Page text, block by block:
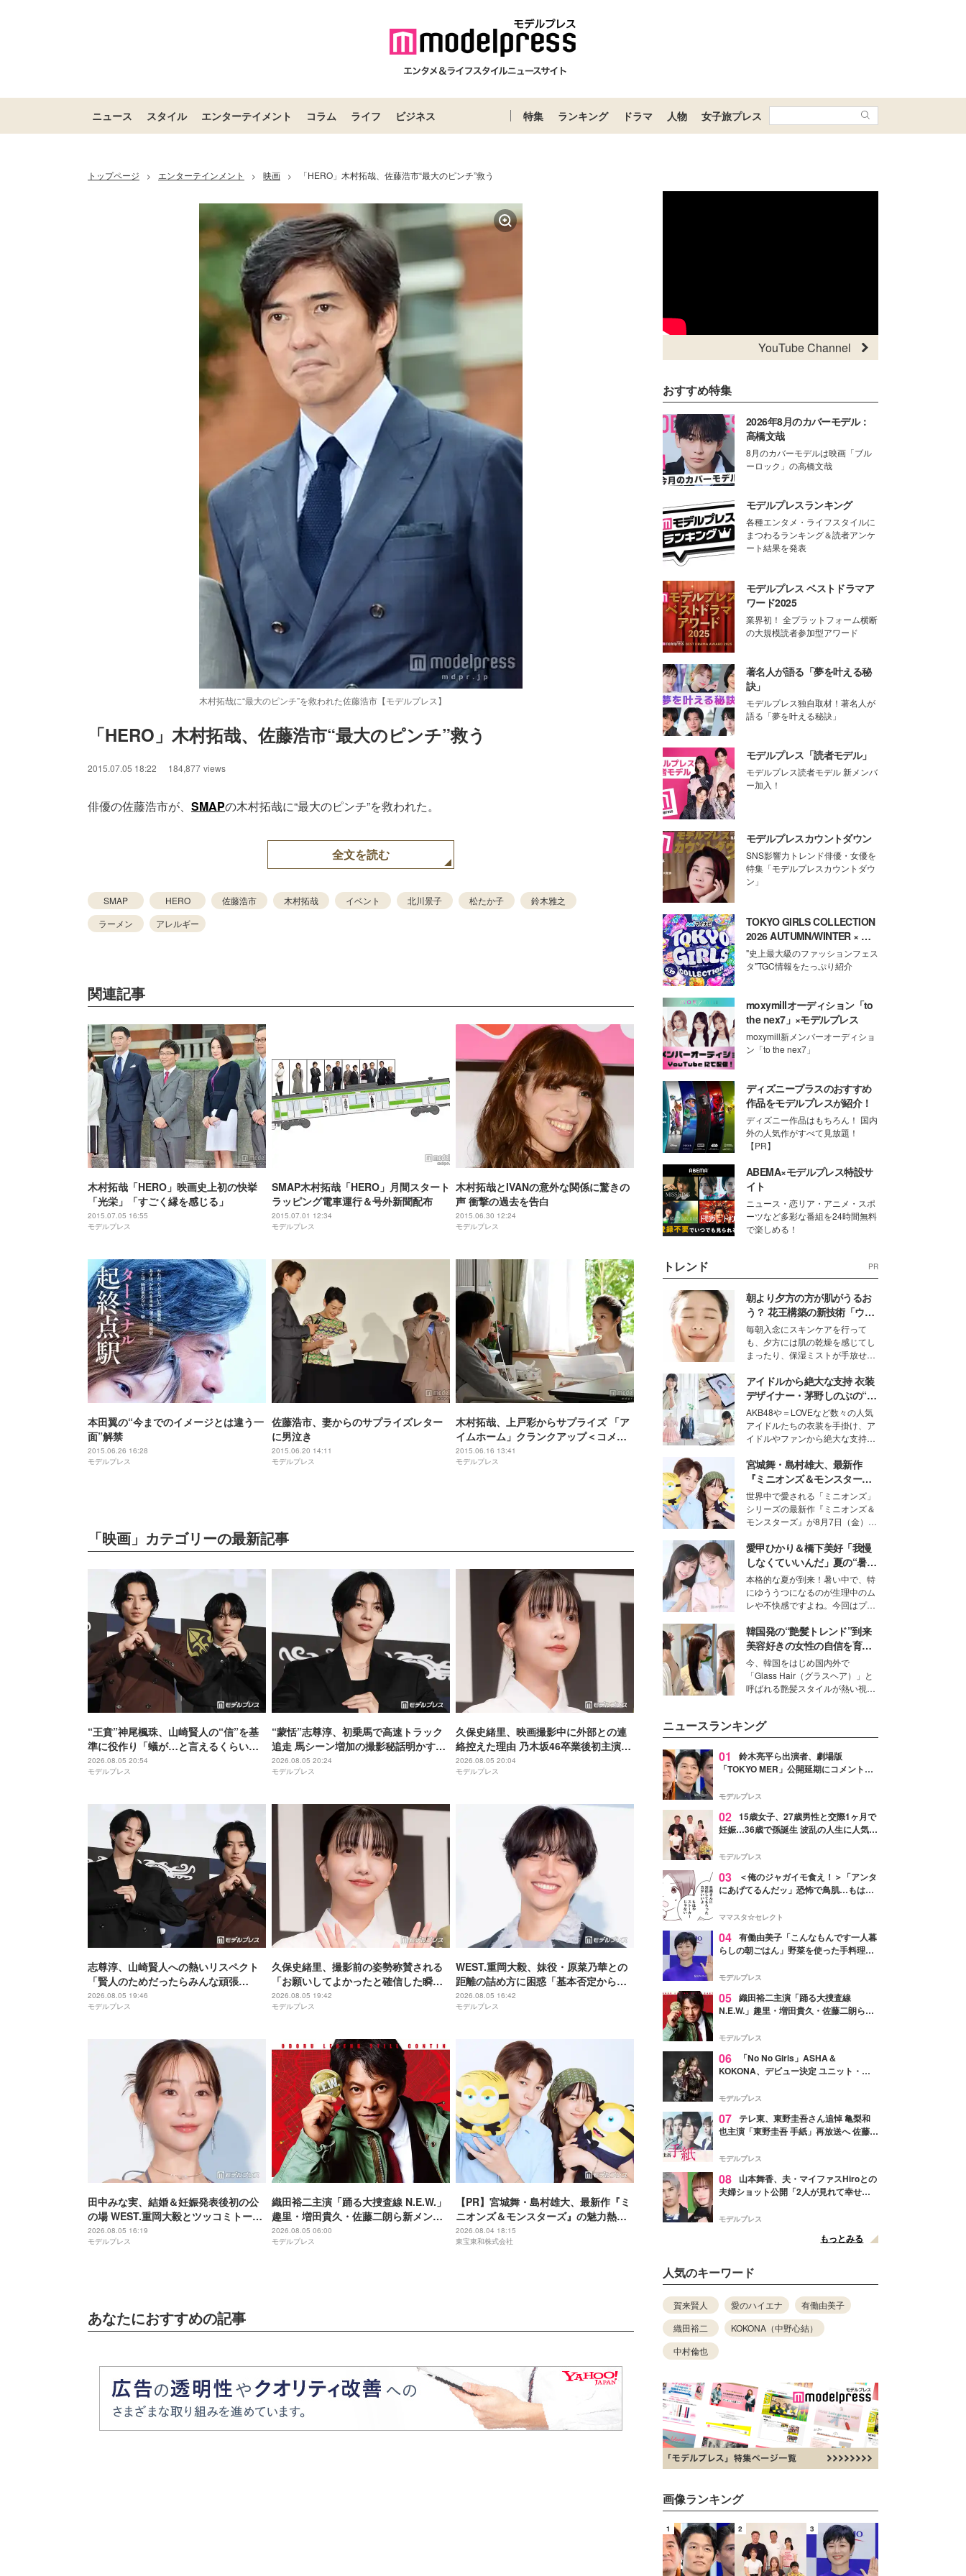
ニュース スタイル エンターテイメント コラム ライフ ビジネス 特集 ランキング ドラマ 人物 女子旅プレス
トップページ > エンターテインメント > 映画 > 「HERO」木村拓哉、佐藤浩市“最大のピンチ”救う
木村拓哉に“最大のピンチ”を救われた佐藤浩市【モデルプレス】
「HERO」木村拓哉、佐藤浩市“最大のピンチ”救う
2015.07.05 18:22 184,877 views
俳優の佐藤浩市が、 SMAPの木村拓哉に“最大のピンチ”を救われた。
全文を読む
SMAP HERO 佐藤浩市 木村拓哉 イベント 北川景子 松たか子
鈴木雅之
ラーメン
アレルギー
関連記事
木村拓哉「HERO」映画史上初の快挙
「光栄」「すごく縁を感じる」
2015.07.05 16:55
モデルプレス
SMAP木村拓哉「HERO」月間スタート
ラッピング電車運行＆号外新聞配布
2015.07.01 12:34
モデルプレス
木村拓哉とIVANの意外な関係に驚きの
声 衝撃の過去を告白
2015.06.30 12:24
モデルプレス
本田翼の“今までのイメージとは違う一
面”解禁
2015.06.26 16:28
モデルプレス
佐藤浩市、妻からのサプライズレター
に男泣き
2015.06.20 14:11
モデルプレス
木村拓哉、上戸彩からサプライズ 「ア
イムホーム」クランクアップ＜コメン
ト到着＞
2015.06.16 13:41
モデルプレス
「映画」カテゴリーの最新記事
“王賁”神尾楓珠、山崎賢人の“信”を基
準に役作り「蟻が…と言えるくらいの
説得力がないと」【キングダム 魂の決
戦】
2026.08.05 20:54
モデルプレス
“蒙恬”志尊淳、初乗馬で高速トラック
追走 馬シーン増加の撮影秘話明かす
【キングダム 魂の決戦】
2026.08.05 20:24
モデルプレス
久保史緒里、映画撮影中に外部との連
絡控えた理由 乃木坂46卒業後初主演で
母親役に【世界は美しいと誰かが言っ
た】
2026.08.05 20:04
モデルプレス
志尊淳、山崎賢人への熱いリスペクト
「賢人のためだったらみんな頑張
る」“信”としての姿を絶賛【キングダ
ム 魂の決戦】
2026.08.05 19:46
モデルプレス
久保史緒里、撮影前の姿勢称賛される
「お願いしてよかったと確信した瞬
間」【世界は美しいと誰かが言った】
2026.08.05 19:42
モデルプレス
WEST.重岡大毅、妹役・原菜乃華との
距離の詰め方に困惑「基本否定から入
る会話をしてしまった」【5秒で完全犯
罪を生成する方法】
2026.08.05 16:42
モデルプレス
田中みな実、結婚＆妊娠発表後初の公
の場 WEST.重岡大毅とツッコミトーク
「子役みたいな子なので…」【5秒で完
全犯罪を生成する方法】
2026.08.05 16:19
モデルプレス
織田裕二主演「踊る大捜査線 N.E.W.」
趣里・増田貴久・佐藤二朗ら新メンバ
ー紹介映像解禁 各キャラクター象徴す
る“謎のキーワード”も
2026.08.05 06:00
モデルプレス
【PR】宮城舞・島村雄大、最新作『ミ
ニオンズ＆モンスターズ』の魅力熱弁
ハチャメチャだけじゃない“友情と
絆”に感動
2026.08.04 18:15
東宝東和株式会社
あなたにおすすめの記事
YouTube Channel
おすすめ特集
2026年8月のカバーモデル：
高橋文哉
8月のカバーモデルは映画「ブル
ーロック」の高橋文哉
モデルプレスランキング
各種エンタメ・ライフスタイルに
まつわるランキング＆読者アンケ
ート結果を発表
モデルプレス ベストドラマア
ワード2025
業界初！ 全プラットフォーム横断
の大規模読者参加型アワード
著名人が語る「夢を叶える秘
訣」
モデルプレス独自取材！著名人が
語る「夢を叶える秘訣」
モデルプレス「読者モデル」
モデルプレス読者モデル 新メンバ
ー加入！
モデルプレスカウントダウン
SNS影響力トレンド俳優・女優を
特集「モデルプレスカウントダウ
ン」
TOKYO GIRLS COLLECTION
2026 AUTUMN/WINTER × モ
デルプレス
"史上最大級のファッションフェス
タ"TGC情報をたっぷり紹介
moxymillオーディション「to
the nex7」×モデルプレス
moxymill新メンバーオーディショ
ン「to the nex7」
ディズニープラスのおすすめ
作品をモデルプレスが紹介！
ディズニー作品はもちろん！ 国内
外の人気作がすべて見放題！
【PR】
ABEMA×モデルプレス特設サ
イト
ニュース・恋リア・アニメ・スポ
ーツなど多彩な番組を24時間無料
で楽しめる！
トレンド PR
朝より夕方の方が肌がうるお
う？ 花王構築の新技術「ウォ
ーターキャプチャリングスキ
ン（捕水肌）」がスキンケア
の常識を変える予感
毎朝入念にスキンケアを行って
も、夕方には肌の乾燥を感じてし
まったり、保湿ミストが手放せな
な美容の常識を大きく変える可能
性を秘めた、革新的な「Water
Capturing Skin（ウォーターキャ
プチャリングスキン：捕水肌）」
技術を、花王が構築した。
アイドルから絶大な支持 衣装
デザイナー・茅野しのぶの“可
愛い”を作る美学＜「シチズン
クロスシー」インタビュー＞
AKB48や＝LOVEなど数々の人気
アイドルたちの衣装を手掛け、ア
イドルやファンから絶大な支持を
取締役兼クリエイティブディレク
ター・茅野しのぶ。一人ひとりの
個性に寄り添い、魅力を引き出す
衣装作りは、多くの女性たちに勇
気と自信を与え続けている。
宮城舞・島村雄大、最新作
『ミニオンズ＆モンスター
ズ』の魅力熱弁 ハチャメチャ
だけじゃない“友情と絆”に感
動
世界中で愛される「ミニオンズ」
シリーズの最新作『ミニオンズ＆
モンスターズ』が8月7日（金）に
ニオン好き”という共通点を持つモ
デルの宮城舞と島村雄大の特別対
談をお届け！それぞれの視点か
ら、今作ならではの魅力や予想外
の感動をもたらす奥深いストーリ
ーについて熱く語り合ってもらっ
た。
愛甲ひかり＆橋下美好「我慢
しなくていいんだ」夏の“暑さ
対策”の新しい選択肢とは？
本格的な夏が到来！暑い中で、特
にゆううつになるのが生理中のム
レや不快感ですよね。今回はプラ
モデル・愛甲ひかりさんと橋下美
好さんを迎えて本音で女子会トー
ク。猛暑のお出かけを快適に過ご
すヒントや、2人が感動した夏の
生理の新常識にも迫りました。
韓国発の“艶髪トレンド”到来
美容好きの女性の自信を育む
「ヘアケア事情」って？
今、韓国をはじめ国内外で
「Glass Hair（グラスヘア）」と
呼ばれる艶髪スタイルが熱い視線
して、“髪そのものの美しさ”に改
めて注目する人が増えている様
子。今回は、そんな憧れの艶やか
な髪を日常で叶える、美容好きの
ます。
ニュースランキング
01
鈴木亮平ら出演者、劇場版
「TOKYO MER」公開延期にコメント
最大の敬意とエールを」
モデルプレス
02 15歳女子、27歳男性と交際1ヶ月で
妊娠…36歳で孫誕生 波乱の人生に人気タ
よ！」
モデルプレス
03
＜俺のジャガイモ食え！＞「アンタ
にあげてるんだッ」恐怖で鳥肌…もはや
ママスタ☆セレクト
04 有働由美子「こんなもんです一人暮
らしの朝ごはん」野菜を使った手料理公
そう」と反響
モデルプレス
05 織田裕二主演「踊る大捜査線
N.E.W.」趣里・増田貴久・佐藤二朗ら新
徴する“謎のキーワード”も
モデルプレス
06
「No No Girls」ASHA＆
KOKONA、デビュー決定 ユニット・
リリースへ
モデルプレス
07 テレ東、東野圭吾さん追悼 亀梨和
也主演「東野圭吾 手紙」再放送へ 佐藤隆
モデルプレス
08
山本舞香、夫・マイファスHiroとの
夫婦ショット公開「2人が見れて幸せ」
モデルプレス
もっとみる
人気のキーワード
賀来賢人 愛のハイエナ
有働由美子
織田裕二
KOKONA（中野心結）
中村倫也
画像ランキング
1 2 3